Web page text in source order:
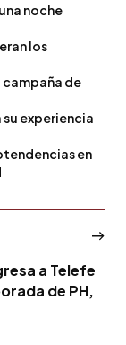
noche
los
campaña de
experiencia
en
a Telefe
de PH,